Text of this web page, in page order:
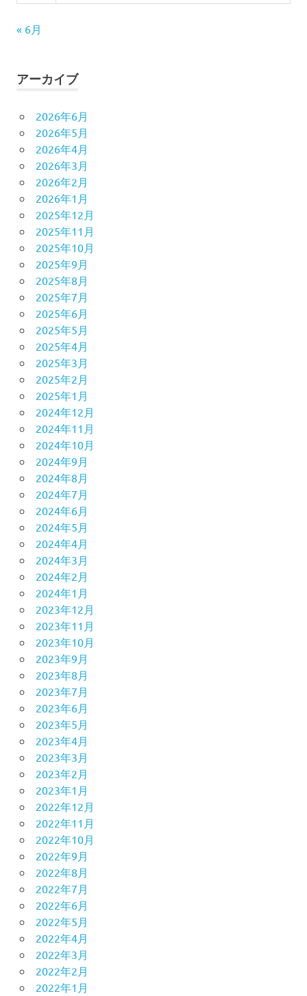
« 6月
アーカイブ
2026年6月
2026年5月
2026年4月
2026年3月
2026年2月
2026年1月
2025年12月
2025年11月
2025年10月
2025年9月
2025年8月
2025年7月
2025年6月
2025年5月
2025年4月
2025年3月
2025年2月
2025年1月
2024年12月
2024年11月
2024年10月
2024年9月
2024年8月
2024年7月
2024年6月
2024年5月
2024年4月
2024年3月
2024年2月
2024年1月
2023年12月
2023年11月
2023年10月
2023年9月
2023年8月
2023年7月
2023年6月
2023年5月
2023年4月
2023年3月
2023年2月
2023年1月
2022年12月
2022年11月
2022年10月
2022年9月
2022年8月
2022年7月
2022年6月
2022年5月
2022年4月
2022年3月
2022年2月
2022年1月